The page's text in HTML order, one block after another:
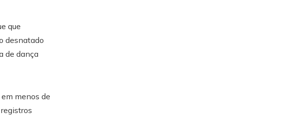
que
desnatado
de dança
menos de